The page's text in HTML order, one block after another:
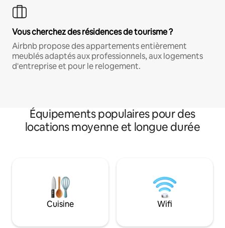
Vous cherchez des résidences de tourisme ?
Airbnb propose des appartements entièrement
meublés adaptés aux professionnels, aux logements
d'entreprise et pour le relogement.
Équipements populaires pour des
locations moyenne et longue durée
Cuisine Wifi